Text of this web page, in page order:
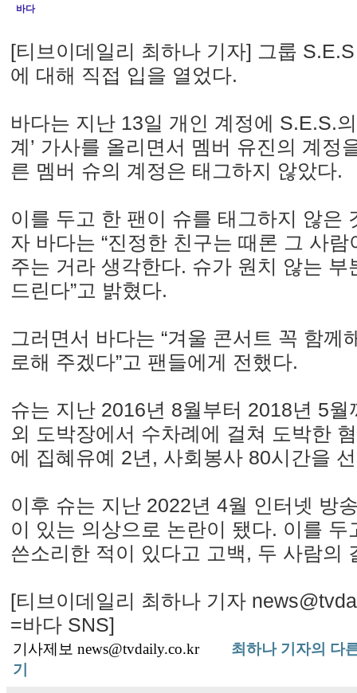
바다
[티브이데일리 최하나 기자] 그룹
에 대해 직접 입을 열었다.
바다는 지난 13일 개인 계정에 S.E.S.
계’ 가사를 올리면서 멤버 유진의 계정
른 멤버 슈의 계정은 태그하지 않았다.
이를 두고 한 팬이 슈를 태그하지 않은
자 바다는 “진정한 친구는 때론 그 사
주는 거라 생각한다. 슈가 원치 않는 부
드린다”고 밝혔다.
그러면서 바다는 “겨울 콘서트 꼭 함께
로해 주겠다”고 팬들에게 전했다.
슈는 지난 2016년 8월부터 2018년 5월
외 도박장에서 수차례에 걸쳐 도박한
에 집혜유예 2년, 사회봉사 80시간을
이후 슈는 지난 2022년 4월 인터넷 방
이 있는 의상으로 논란이 됐다. 이를 두
쓴소리한 적이 있다고 고백, 두 사람의
[티브이데일리 최하나 기자
=바다 SNS]
기사제보 news@tvdaily.co.kr 최하나 기자의 다
기